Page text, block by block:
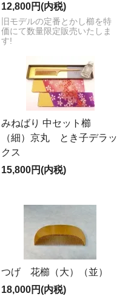
12,800円(内税)
旧モデルの定番とかし櫛を特
価にて数量限定販売いたしま
す!
みねばり 中セット櫛
（細）京丸 とき子デラッ
クス
15,800円(内税)
つげ 花櫛（大）（並）
18,000円(内税)